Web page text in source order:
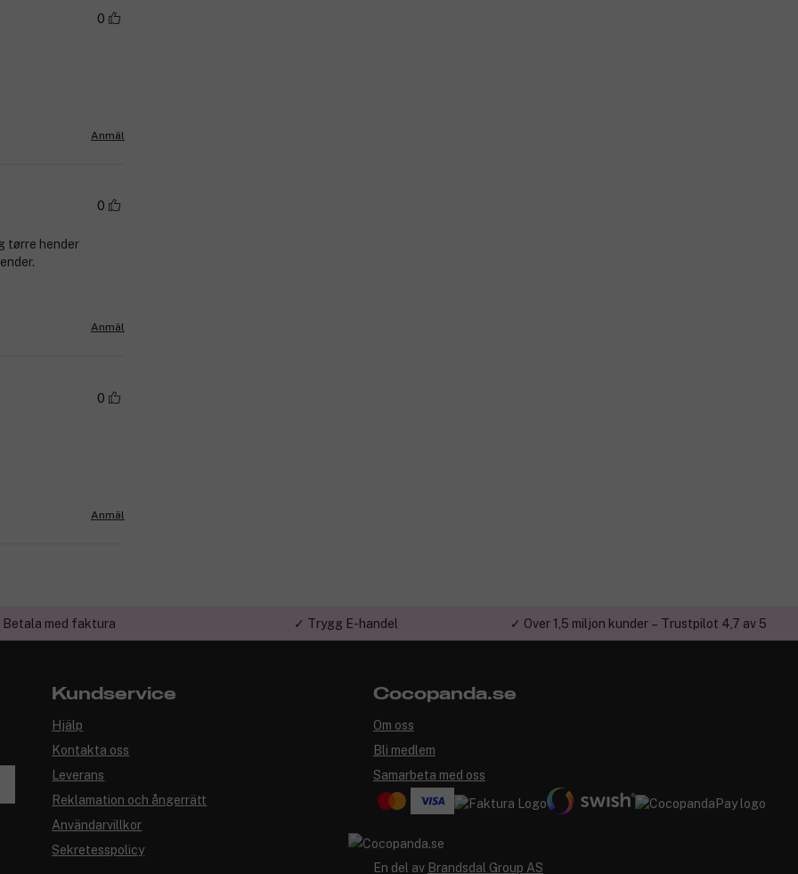
0
Anmäl
0
tørre hender
Anmäl
0
Anmäl
med faktura ✓ Trygg E-handel ✓ Över 1,5 miljon kunder – Trustpilot 4,7 av 5
Kundservice
Hjälp
Kontakta oss
Leverans
Reklamation och ångerrätt
Användarvillkor
Sekretesspolicy
Cocopanda.se
Om oss
Bli medlem
Samarbeta med oss
En del av Brandsdal Group AS